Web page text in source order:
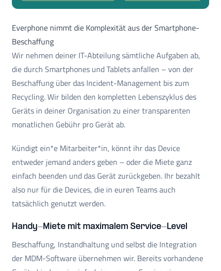
Everphone nimmt die Komplexität aus der Smartphone-
Beschaffung
Wir nehmen deiner IT-Abteilung sämtliche Aufgaben ab,
die durch Smartphones und Tablets anfallen – von der
Beschaffung über das Incident-Management bis zum
Recycling. Wir bilden den kompletten Lebenszyklus des
Geräts in deiner Organisation zu einer transparenten
monatlichen Gebühr pro Gerät ab.
Kündigt ein*e Mitarbeiter*in, könnt ihr das Device
entweder jemand anders geben – oder die Miete ganz
einfach beenden und das Gerät zurückgeben. Ihr bezahlt
also nur für die Devices, die in euren Teams auch
tatsächlich genutzt werden.
Handy-Miete mit maximalem Service-Level
Beschaffung, Instandhaltung und selbst die Integration
der MDM-Software übernehmen wir. Bereits vorhandene